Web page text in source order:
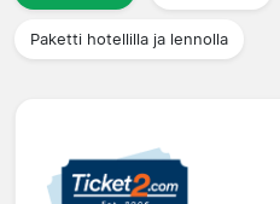
Paketti hotellilla ja lennolla